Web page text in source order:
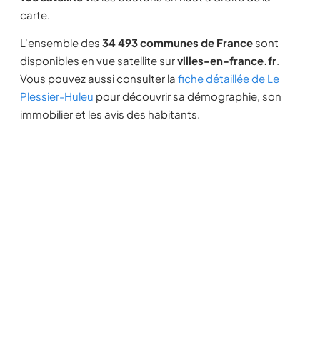
carte.
L'ensemble des 34 493 communes de France sont
disponibles en vue satellite survilles-en-france.fr.
Vous pouvez aussi consulter la fiche détaillée de Le
Plessier-Huleu pour découvrir sa démographie, son
immobilier et les avis des habitants.